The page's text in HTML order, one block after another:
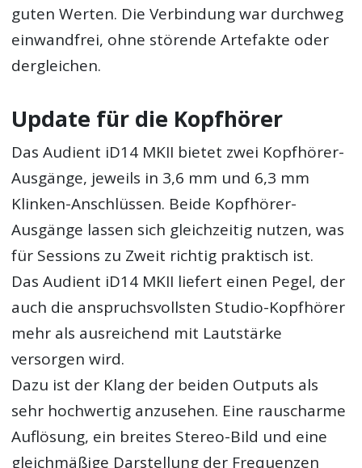
guten Werten. Die Verbindung war durchweg
einwandfrei, ohne störende Artefakte oder
dergleichen.
Update für die Kopfhörer
Das Audient iD14 MKII bietet zwei Kopfhörer-
Ausgänge, jeweils in 3,6 mm und 6,3 mm
Klinken-Anschlüssen. Beide Kopfhörer-
Ausgänge lassen sich gleichzeitig nutzen, was
für Sessions zu Zweit richtig praktisch ist.
Das Audient iD14 MKII liefert einen Pegel, der
auch die anspruchsvollsten Studio-Kopfhörer
mehr als ausreichend mit Lautstärke
versorgen wird.
Dazu ist der Klang der beiden Outputs als
sehr hochwertig anzusehen. Eine rauscharme
Auflösung, ein breites Stereo-Bild und eine
gleichmäßige Darstellung der Frequenzen